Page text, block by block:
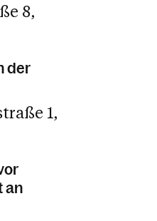
8
der
1
an